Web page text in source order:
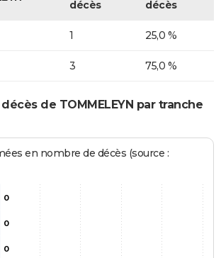
décès
décès
1 25,0 %
3 75,0 %
de TOMMELEYN par tranche
en nombre de décès (source :
0
0
0